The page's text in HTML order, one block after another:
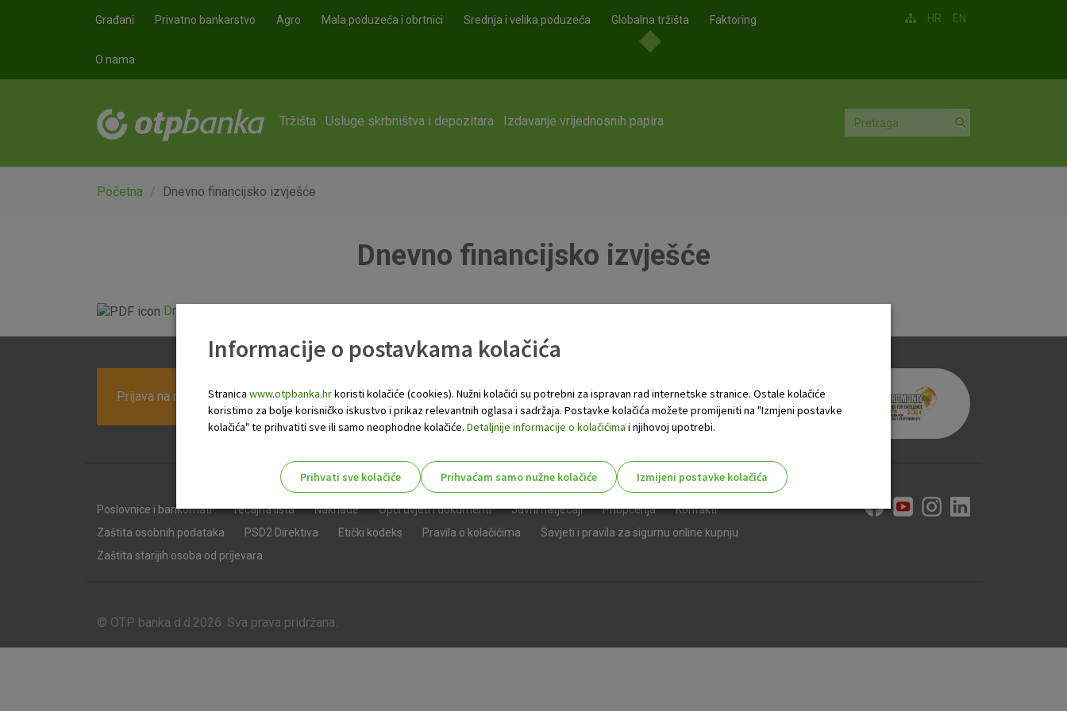
Građani Privatno bankarstvo Agro Mala poduzeća i obrtnici Srednja i velika poduzeća Globalna tržišta Faktoring
O nama
HR EN
Tržišta Usluge skrbništva i depozitara Izdavanje vrijednosnih papira
Početna Dnevno financijsko izvješće
Dnevno financijsko izvješće
Dnevno financijsko izvješće.pdf
Prijava na newsletter OTP banke
Poslovnice i bankomati Tečajna lista Naknade Opći uvjeti i dokumenti Javni natječaji Priopćenja
Kontakti
Zaštita osobnih podataka
PSD2 Direktiva Etički kodeks Pravila o kolačićima
Savjeti i pravila za sigurnu online kupnju
Zaštita starijih osoba od prijevara
© OTP banka d.d.2026. Sva prava pridržana.
Informacije o postavkama kolačića
Stranica www.otpbanka.hrkoristi kolačiće (cookies). Nužni kolačići su potrebni za ispravan rad internetske stranice. Ostale kolačiće
koristimo za bolje korisničko iskustvo i prikaz relevantnih oglasa i sadržaja. Postavke kolačića možete promijeniti na "Izmjeni postavke
kolačića" te prihvatiti sve ili samo neophodne kolačiće. Detaljnije informacije o kolačićima i njihovoj upotrebi.
Prihvati sve kolačiće Prihvaćam samo nužne kolačiće
Izmijeni postavke kolačića